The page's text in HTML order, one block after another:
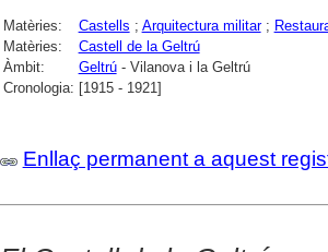
Matèries: Castells ; Arquitectura militar;
Matèries:
Castell de la Geltrú
Àmbit:
Geltrú- Vilanova i la Geltrú
Cronologia: [1915 - 1921]
Enllaç permanent a aquest